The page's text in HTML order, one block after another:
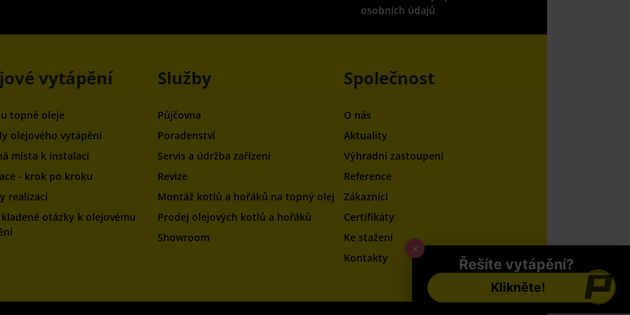
osobních údajů
vytápění
topné oleje
olejového vytápění
místa k instalaci
- krok po kroku
realizací
otázky k olejovému
Služby
Půjčovna
Poradenství
Servis a údržba zařízení
Revize
Montáž kotlů a hořáků na topný olej
Prodej olejových kotlů a hořáků
Showroom
Společnost
O nás
Aktuality
Výhradní zastoupení
Reference
Zákazníci
Certifikáty
Ke stažení
Kontakty
×
Řešíte vytápění?
Klikněte!